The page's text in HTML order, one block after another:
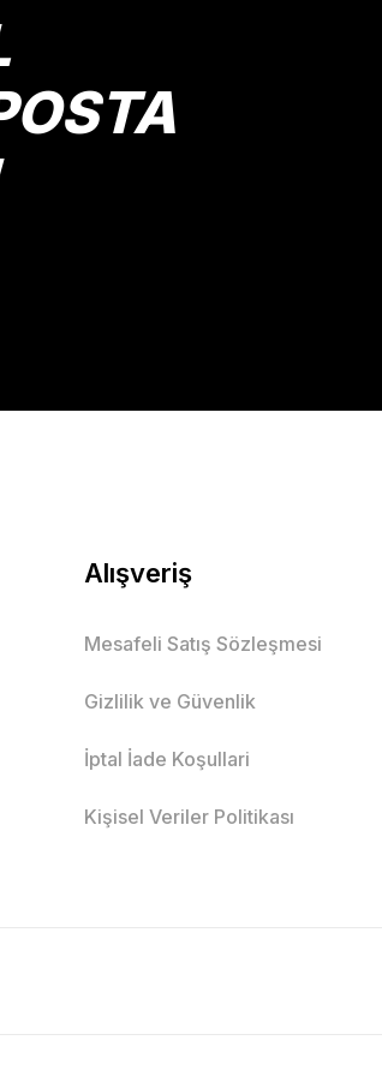
Alışveriş
Mesafeli Satış Sözleşmesi
Gizlilik ve Güvenlik
İptal İade Koşullari
Kişisel Veriler Politikası